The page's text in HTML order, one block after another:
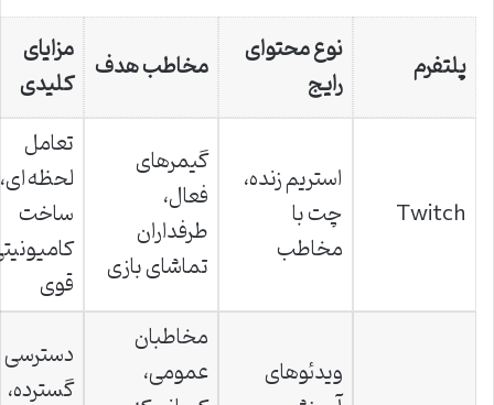
پلتفرم
نوع محتوای
رایج
مخاطب هدف مزایای
کلیدی
Twitch
استریم زنده،
چت با
مخاطب
گیمرهای
فعال،
طرفداران
تماشای بازی
تعامل
لحظه‌ای،
ساخت
قوی
ویدئوهای
مخاطبان
عمومی،
دسترسی
گسترده،